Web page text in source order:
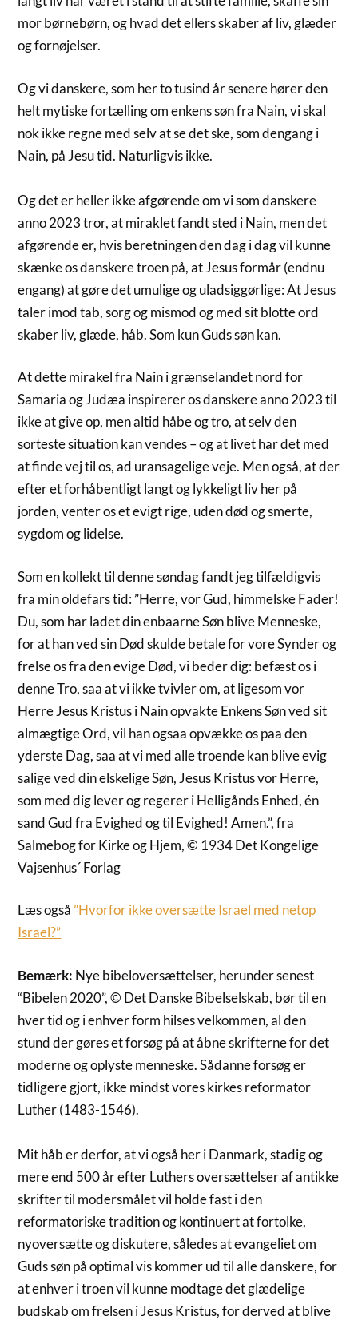
mor børnebørn, og hvad det ellers skaber af liv, glæder
og fornøjelser.
Og vi danskere, som her to tusind år senere hører den
helt mytiske fortælling om enkens søn fra Nain, vi skal
nok ikke regne med selv at se det ske, som dengang i
Nain, på Jesu tid. Naturligvis ikke.
Og det er heller ikke afgørende om vi som danskere
anno 2023 tror, at miraklet fandt sted i Nain, men det
afgørende er, hvis beretningen den dag i dag vil kunne
skænke os danskere troen på, at Jesus formår (endnu
engang) at gøre det umulige og uladsiggørlige: At Jesus
taler imod tab, sorg og mismod og med sit blotte ord
skaber liv, glæde, håb. Som kun Guds søn kan.
At dette mirakel fra Nain i grænselandet nord for
Samaria og Judæa inspirerer os danskere anno 2023 til
ikke at give op, men altid håbe og tro, at selv den
sorteste situation kan vendes – og at livet har det med
at finde vej til os, ad uransagelige veje. Men også, at der
efter et forhåbentligt langt og lykkeligt liv her på
jorden, venter os et evigt rige, uden død og smerte,
sygdom og lidelse.
Som en kollekt til denne søndag fandt jeg tilfældigvis
fra min oldefars tid: ”Herre, vor Gud, himmelske Fader!
Du, som har ladet din enbaarne Søn blive Menneske,
for at han ved sin Død skulde betale for vore Synder og
frelse os fra den evige Død, vi beder dig: befæst os i
denne Tro, saa at vi ikke tvivler om, at ligesom vor
Herre Jesus Kristus i Nain opvakte Enkens Søn ved sit
almægtige Ord, vil han ogsaa opvække os paa den
yderste Dag, saa at vi med alle troende kan blive evig
salige ved din elskelige Søn, Jesus Kristus vor Herre,
som med dig lever og regerer i Helligånds Enhed, én
sand Gud fra Evighed og til Evighed! Amen.”, fra
Salmebog for Kirke og Hjem, © 1934 Det Kongelige
Vajsenhus´ Forlag
Læs også ”Hvorfor ikke oversætte Israel med netop
Israel?”
Bemærk: Nye bibeloversættelser, herunder senest
“Bibelen 2020”, © Det Danske Bibelselskab, bør til en
hver tid og i enhver form hilses velkommen, al den
stund der gøres et forsøg på at åbne skrifterne for det
moderne og oplyste menneske. Sådanne forsøg er
tidligere gjort, ikke mindst vores kirkes reformator
Luther (1483-1546).
Mit håb er derfor, at vi også her i Danmark, stadig og
mere end 500 år efter Luthers oversættelser af antikke
skrifter til modersmålet vil holde fast i den
reformatoriske tradition og kontinuert at fortolke,
nyoversætte og diskutere, således at evangeliet om
Guds søn på optimal vis kommer ud til alle danskere, for
at enhver i troen vil kunne modtage det glædelige
budskab om frelsen i Jesus Kristus, for derved at blive